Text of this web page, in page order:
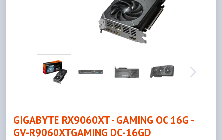
GIGABYTE RX9060XT - GAMING OC 16G -
GV-R9060XTGAMING OC-16GD